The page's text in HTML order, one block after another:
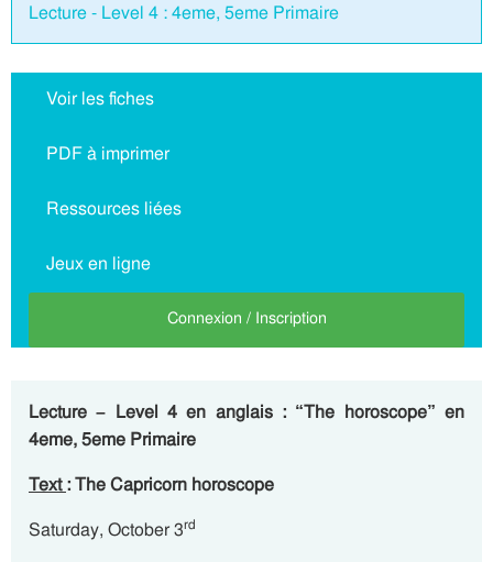
Lecture - Level 4 : 4eme, 5eme Primaire
Voir les fiches
PDF à imprimer
Ressources liées
Jeux en ligne
Connexion / Inscription
Lecture – Level 4 en anglais : “The horoscope” en
4eme, 5eme Primaire
Text: The Capricorn horoscope
Saturday, October 3rd